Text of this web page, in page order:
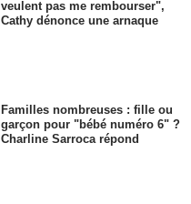
veulent pas me rembourser",
Cathy dénonce une arnaque
Familles nombreuses : fille ou
garçon pour "bébé numéro 6" ?
Charline Sarroca répond